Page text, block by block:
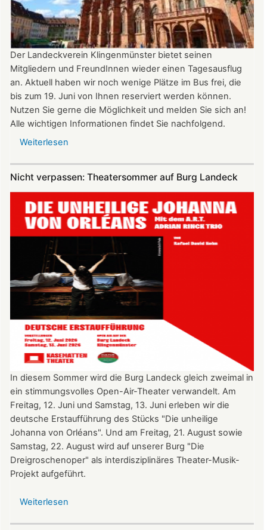
Uhr
Der Landeckverein Klingenmünster bietet seinen
Mitgliedern und FreundInnen wieder einen Tagesausflug
an. Aktuell haben wir noch wenige Plätze im Bus frei, die
bis zum 19. Juni von Ihnen reserviert werden können.
Nutzen Sie gerne die Möglichkeit und melden Sie sich an!
Alle wichtigen Informationen findet Sie nachfolgend.
Weiterlesen
4.
2026
nach
Freiburg
Nicht verpassen: Theatersommer auf Burg Landeck
In diesem Sommer wird die Burg Landeck gleich zweimal in
ein stimmungsvolles Open-Air-Theater verwandelt. Am
Freitag, 12. Juni und Samstag, 13. Juni erleben wir die
deutsche Erstaufführung des Stücks "Die unheilige
Johanna von Orléans". Und am Freitag, 21. August sowie
Samstag, 22. August wird auf unserer Burg "Die
Dreigroschenoper" als interdisziplinäres Theater-Musik-
Projekt aufgeführt.
Weiterlesen